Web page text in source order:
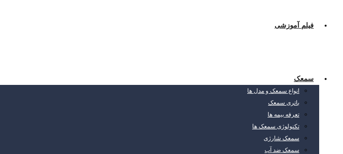
فیلم آموزشی
سمعک
انواع سمعک و مدل ها
باتری سمعک
تعرفه بیمه ها
تکنولوژی سمعک ها
سمعک شارژی
سمعک ضد آب